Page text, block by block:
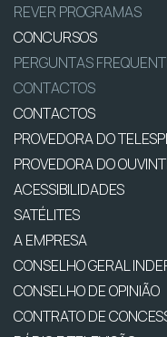
REVER PROGRAMAS
CONCURSOS
PERGUNTAS
CONTACTOS
CONTACTOS
PROVEDORA DO
PROVEDORA DO
ACESSIBILIDADES
SATÉLITES
A EMPRESA
CONSELHO GERAL
CONSELHO DE OPINIÃO
CONTRATO DE